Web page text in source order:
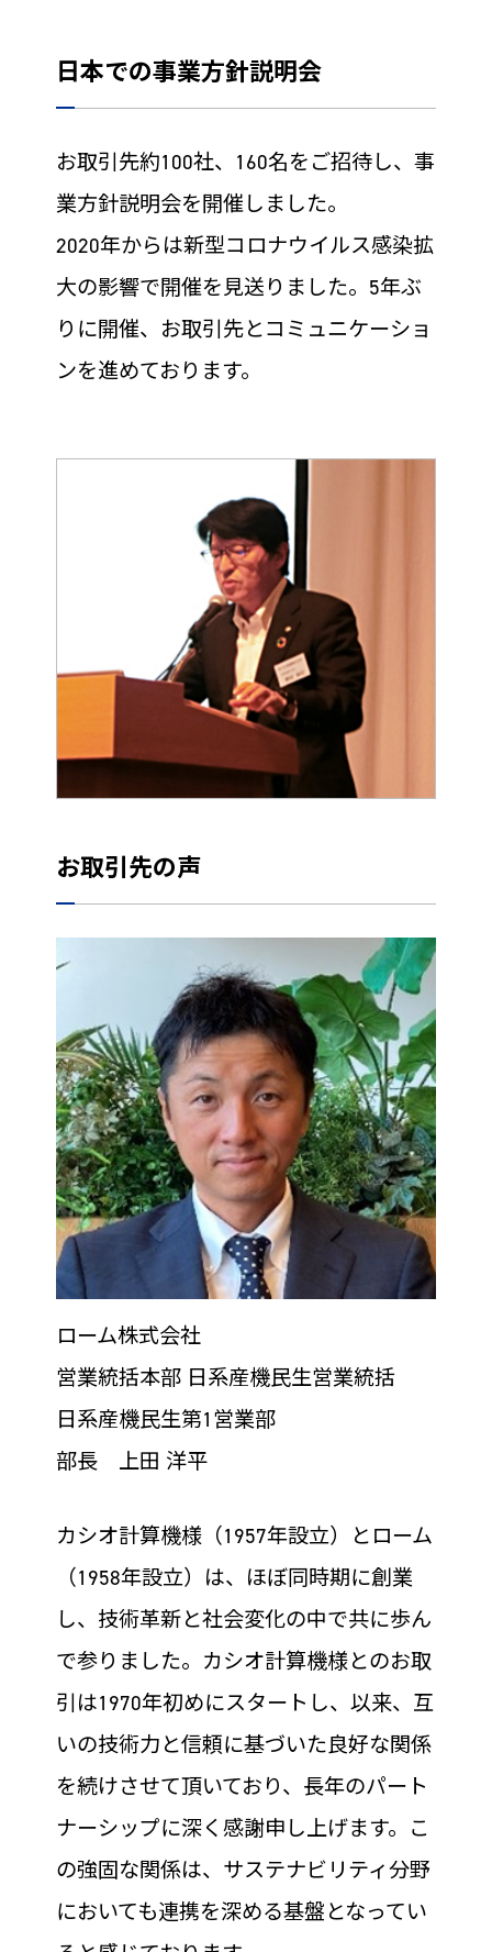
日本での事業方針説明会
お取引先約100社、160名をご招待し、事
業方針説明会を開催しました。
2020年からは新型コロナウイルス感染拡
大の影響で開催を見送りました。5年ぶ
りに開催、お取引先とコミュニケーショ
ンを進めております。
お取引先の声
ローム株式会社
営業統括本部 日系産機民生営業統括
日系産機民生第1営業部
部長 上田 洋平
カシオ計算機様（1957年設立）とローム
（1958年設立）は、ほぼ同時期に創業
し、技術革新と社会変化の中で共に歩ん
で参りました。カシオ計算機様とのお取
引は1970年初めにスタートし、以来、互
いの技術力と信頼に基づいた良好な関係
を続けさせて頂いており、長年のパート
ナーシップに深く感謝申し上げます。こ
の強固な関係は、サステナビリティ分野
においても連携を深める基盤となってい